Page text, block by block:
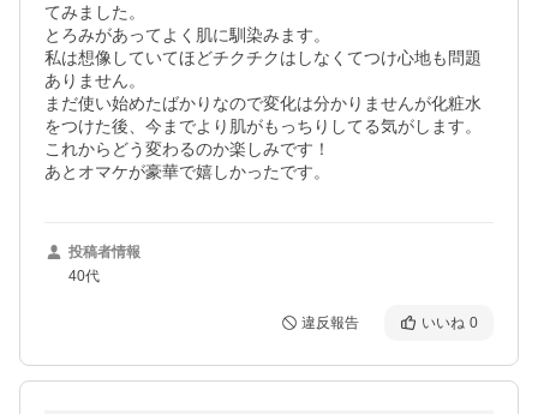
てみました。
とろみがあってよく肌に馴染みます。
私は想像していてほどチクチクはしなくてつけ心地も問題
ありません。
まだ使い始めたばかりなので変化は分かりませんが化粧水
をつけた後、今までより肌がもっちりしてる気がします。
これからどう変わるのか楽しみです！
あとオマケが豪華で嬉しかったです。
投稿者情報
40代
違反報告 いいね 0